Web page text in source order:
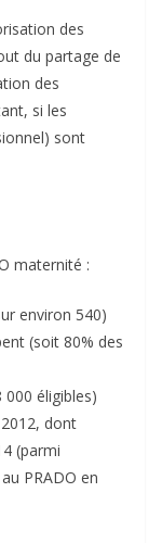
des
du partage de
des
si les
sont
maternité :
environ 540)
(soit 80% des
éligibles)
dont
(parmi
PRADO en